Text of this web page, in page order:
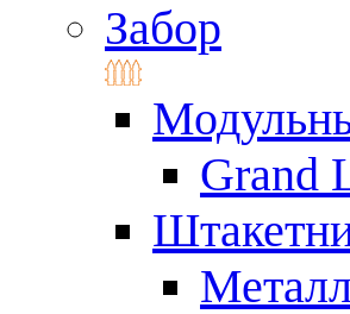
Забор
Grand